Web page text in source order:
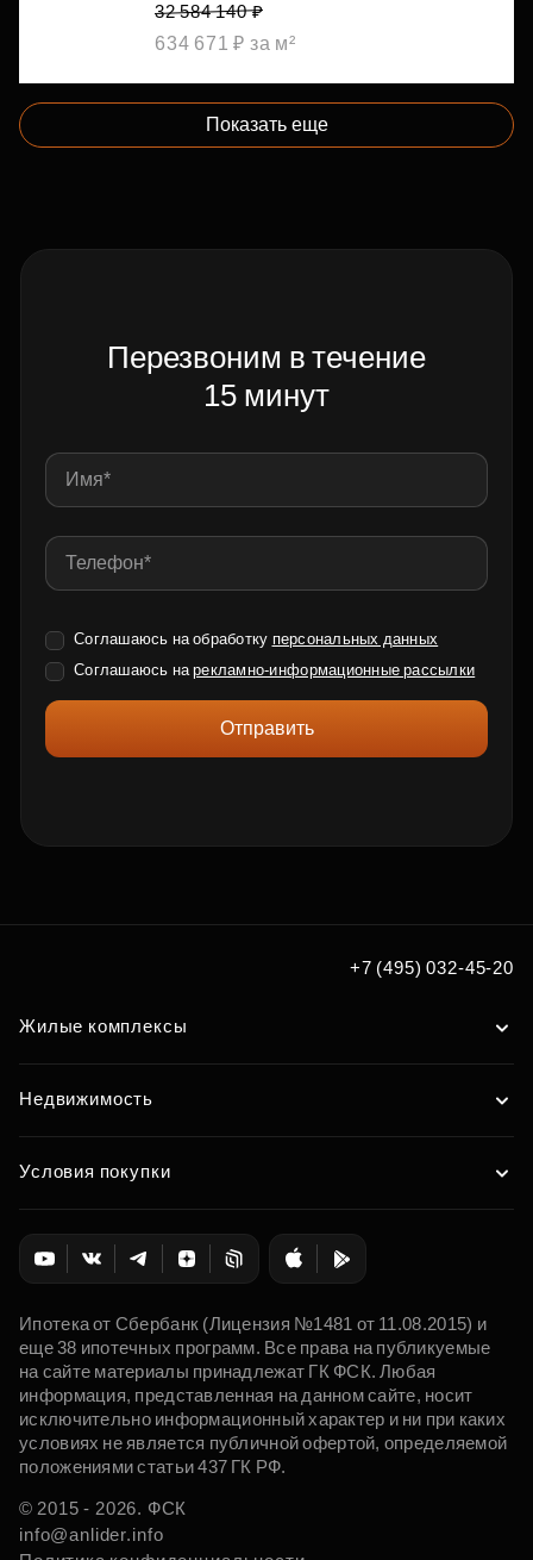
32 584 140 ₽
634 671 ₽ за м²
Показать еще
Перезвоним в течение
15 минут
Соглашаюсь на обработку персональных данных
Соглашаюсь нарекламно-информационные рассылки
Отправить
+7 (495) 032-45-20
Жилые комплексы
Недвижимость
Условия покупки
Ипотека от Сбербанк (Лицензия №1481 от 11.08.2015) и
еще 38 ипотечных программ. Все права на публикуемые
на сайте материалы принадлежат ГК ФСК. Любая
информация, представленная на данном сайте, носит
исключительно информационный характер и ни при каких
условиях не является публичной офертой, определяемой
положениями статьи 437 ГК РФ.
© 2015 - 2026. ФСК
info@anlider.info